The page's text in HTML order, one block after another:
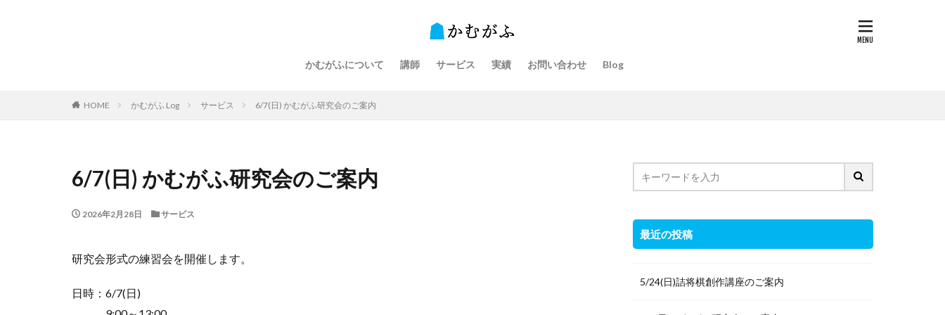
かむがふについて 講師 サービス 実績 お問い合わせ Blog
HOME かむがふ Log サービス 6/7(日) かむがふ研究会のご案内
6/7(日) かむがふ研究会のご案内
2026年2月28日 サービス
研究会形式の練習会を開催します。
日時：6/7(日)
最近の投稿
5/24(日)詰将棋創作講座のご案内